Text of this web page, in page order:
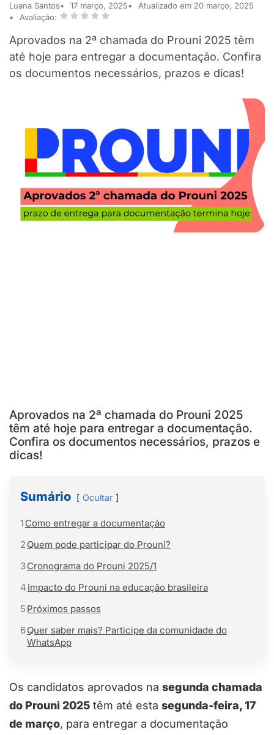
Luana Santos 17 março, 2025
Atualizado em 20 março, 2025
Avaliação:
Aprovados na 2ª chamada do Prouni 2025 têm
até hoje para entregar a documentação. Confira
os documentos necessários, prazos e dicas!
Aprovados na 2ª chamada do Prouni 2025
têm até hoje para entregar a documentação.
Confira os documentos necessários, prazos e
dicas!
Sumário Ocultar
1 Como entregar a documentação
2 Quem pode participar do Prouni?
3Cronograma do Prouni 2025/1
4 Impacto do Prouni na educação brasileira
5 Próximos passos
6Quer saber mais? Participe da comunidade do
WhatsApp
Os candidatos aprovados na segunda chamada
do Prouni 2025 têm até esta segunda-feira, 17
de março, para entregar a documentação